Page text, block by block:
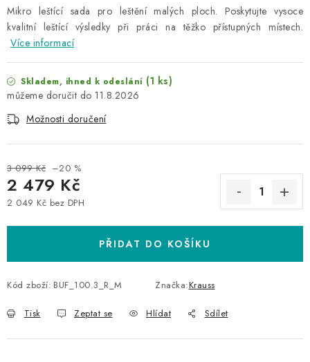
Věrnostní program
Všeobecné obchodní podmínky
Podmínky ochrany osobních údajů
Mikro leštící sada pro leštění malých ploch. Poskytujte vysoce
kvalitní leštící výsledky při práci na těžko přístupných místech.
Více informací
Skladem, ihned k odeslání (1 ks)
11.8.2026
Možnosti doručení
3 099 Kč –20 %
2 479 Kč
2 049 Kč bez DPH
PŘIDAT DO KOŠÍKU
Kód zboží: BUF_100.3_R_M Značka:Krauss
Tisk Zeptat se Hlídat Sdílet